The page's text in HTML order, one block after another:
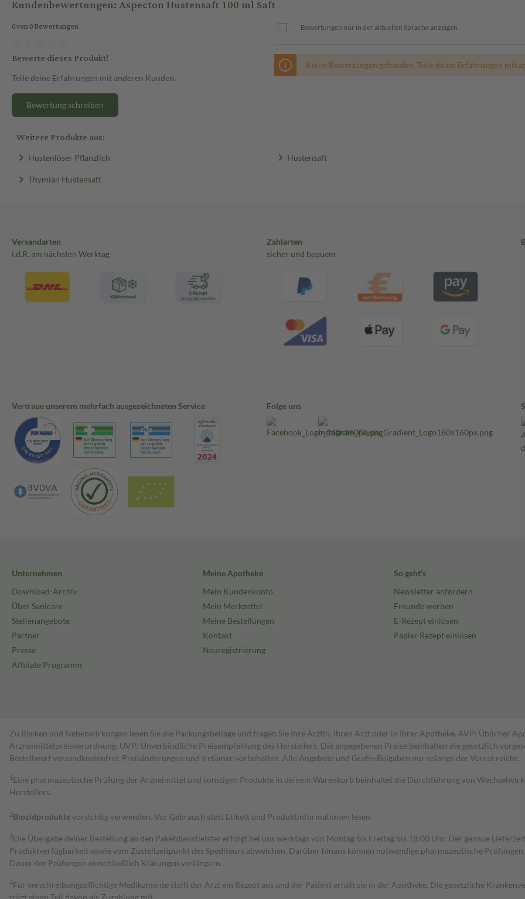
Kundenbewertungen: Aspecton Hustensaft 100 ml Saft
0 von 0 Bewertungen
Bewerte dieses Produkt!
Teile deine Erfahrungen mit anderen Kunden.
Bewertung schreiben
Bewertungen nur in der aktuellen Sprache anzeigen.
Keine Bewertungen gefunden. Teile deine Erfahrungen mit
Weitere Produkte aus:
Hustenlöser Pflanzlich Hustensaft
Thymian Hustensaft
Versandarten
i.d.R. am nächsten Werktag
Zahlarten
sicher und bequem
Vertraue unserem mehrfach ausgezeichneten Service Folge uns
Unternehmen
Download-Archiv
Über Sanicare
Stellenangebote
Partner
Presse
Affiliate Programm
Meine Apotheke
Mein Kundenkonto
Mein Merkzettel
Meine Bestellungen
Kontakt
Neuregistrierung
So geht's
Newsletter anfordern
Freunde werben
E-Rezept einlösen
Papier Rezept einlösen
Zu Risiken und Nebenwirkungen lesen Sie die Packungsbeilage und fragen Sie Ihre Ärztin, Ihren Arzt oder in Ihrer Apotheke. AVP: Üblicher
Arzneimittelpreisverordnung. UVP: Unverbindliche Preisempfehlung des Herstellers. Die angegebenen Preise beinhalten die gesetzlich
Bestell­wert versand­kosten­frei. Preisänderungen und Irrtümer vorbehalten. Alle Angebote und Gratis-Beigaben nur solange der Vorrat reicht.
1 Eine pharmazeutische Prüfung der Arzneimittel und sonstigen Produkte in deinem Warenkorb beinhaltet die Durchführung von
Herstellers.
2Biozidproduktevorsichtig verwenden. Vor Gebrauch stets Etikett und Produktinformationen lesen.
3Die Übergabe deiner Bestellung an den Paketdienstleister erfolgt bei uns werktags von Montag bis Freitag bis 18:00 Uhr. Der genaue
Produktverfügbarkeit sowie vom Zustellzeitpunkt des Spediteurs abweichen. Darüber hinaus können notwendige pharmazeutische
Dauer der Prüfungen einschließlich Klärungen verlängern.
4Für verschreibungspflichtige Medikamente stellt der Arzt ein Rezept aus und der Patient erhält sie in der Apotheke. Die gesetzliche
trägt einen Teil davon als Zuzahlung mit.